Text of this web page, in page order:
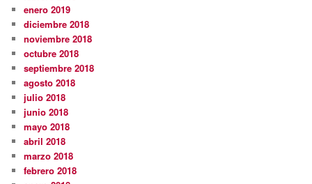
enero 2019
diciembre 2018
noviembre 2018
octubre 2018
septiembre 2018
agosto 2018
julio 2018
junio 2018
mayo 2018
abril 2018
marzo 2018
febrero 2018